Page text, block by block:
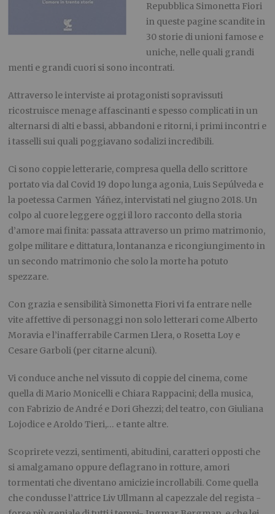
Repubblica Simonetta Fiori
in queste pagine scandite in
30 storie di unioni famose e
uniche, nelle quali grandi
menti e grandi cuori si sono incontrati.
Attraverso le interviste ai protagonisti sopravissuti
ricostruisce menage affascinanti e spesso complicati in un
alternarsi di alti e bassi, abbandoni e ritorni, i primi incontri e
i tasselli sui quali poggiavano sodalizi incredibili.
Ci sono coppie letterarie, compresa quella dello scrittore
portato via dal Covid 19 dopo lunga agonia, Luis Sepúlveda e
la poetessa Carmen Yáñez, intervistati nel giugno 2018. Un
colpo al cuore leggere oggi il loro racconto della storia
d’amore mai finita: passata attraverso un primo matrimonio,
golpe militare e dittatura, lontananza e ricongiungimento in
un secondo matrimonio che solo la morte ha potuto
spezzare.
Con grazia e sensibilità Simonetta Fiori vi fa entrare nelle
vite affettive di personaggi non solo letterari come Alberto
Moravia e l’inafferrabile Carmen Llera, o Rosetta Loy e
Cesare Garboli (per citarne alcuni).
Vi conduce anche nel vissuto di coppie del cinema, come
quella di Mario Monicelli e Chiara Rappacini; della musica,
con Fabrizio de André e Dori Ghezzi; del teatro, con Giuliana
Lojodice e Aroldo Tieri,… e tante altre.
Scoprirete vezzi, sentimenti, abitudini, caratteri opposti che
si amalgamano oppure deflagrano in rotture, amori
tormentati che diventano amicizie incrollabili. Come quella
che condusse l’attrice Liv Ullmann al capezzale del regista -